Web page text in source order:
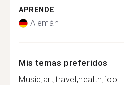
APRENDE
Alemán
Mis temas preferidos
Music,art,travel,health,foo...